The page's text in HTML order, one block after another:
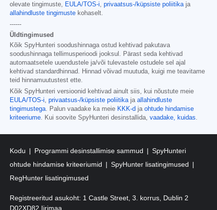
olevate tingimuste, EULA/TOS-i, privaatsus-/küpsiste poliitikaja
allahindluste tingimuste kohaselt.
------
Üldtingimused
Kõik SpyHunteri soodushinnaga ostud kehtivad pakutava
soodushinnaga tellimusperioodi jooksul. Pärast seda kehtivad
automaatsetele uuendustele ja/või tulevastele ostudele sel ajal
kehtivad standardhinnad. Hinnad võivad muutuda, kuigi me teavitame
teid hinnamuutustest ette.
Kõik SpyHunteri versioonid kehtivad ainult siis, kui nõustute meie
EULA/TOS-i, privaatsus-/küpsiste poliitikaja allahindluste
tingimustega. Palun vaadake ka meie KKK-d ja ohtude hindamise
kriteeriume. Kui soovite SpyHunteri desinstallida, vaadake, kuidas.
Kodu Programmi desinstallimise sammud
SpyHunteri
ohtude hindamise kriteeriumid
SpyHunter lisatingimused
RegHunter lisatingimused
Registreeritud asukoht: 1 Castle Street, 3. korrus, Dublin 2
D02XD82 Iirimaa.